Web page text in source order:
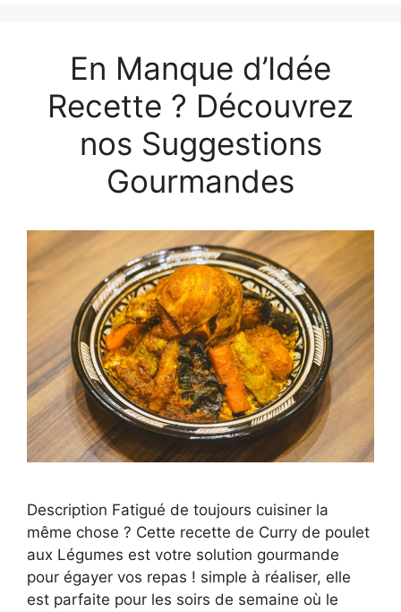
En Manque d’Idée
Recette ? Découvrez
nos Suggestions
Gourmandes
Description Fatigué de toujours cuisiner la
même chose ? Cette recette de Curry de poulet
aux Légumes est votre solution gourmande
pour égayer vos repas ! simple à réaliser, elle
est parfaite pour les soirs de semaine où le